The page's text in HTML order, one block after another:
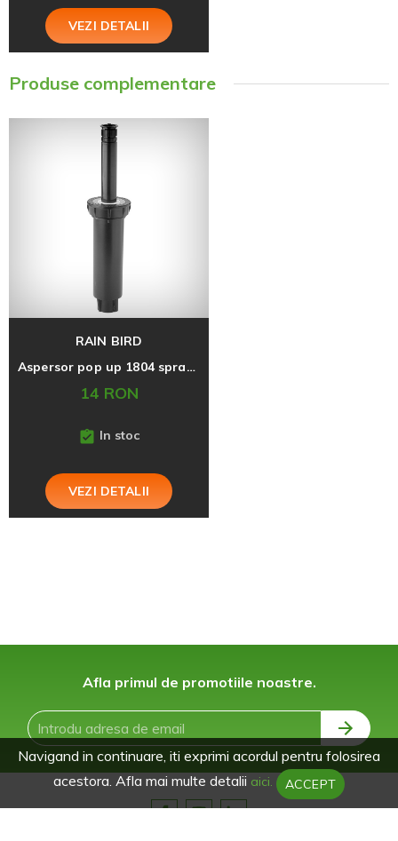
VEZI DETALII
Produse complementare
RAIN BIRD
Aspersor pop up 1804 spray inaltime 10 cm
14 RON
In stoc
VEZI DETALII
Afla primul de promotiile noastre.
Navigand in continuare, iti exprimi acordul pentru folosirea
acestora. Afla mai multe detalii aici. ACCEPT